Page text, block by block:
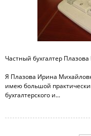
Частный бухгалтер
Я Плазова Ирина
имею большой
бухгалтерского и...